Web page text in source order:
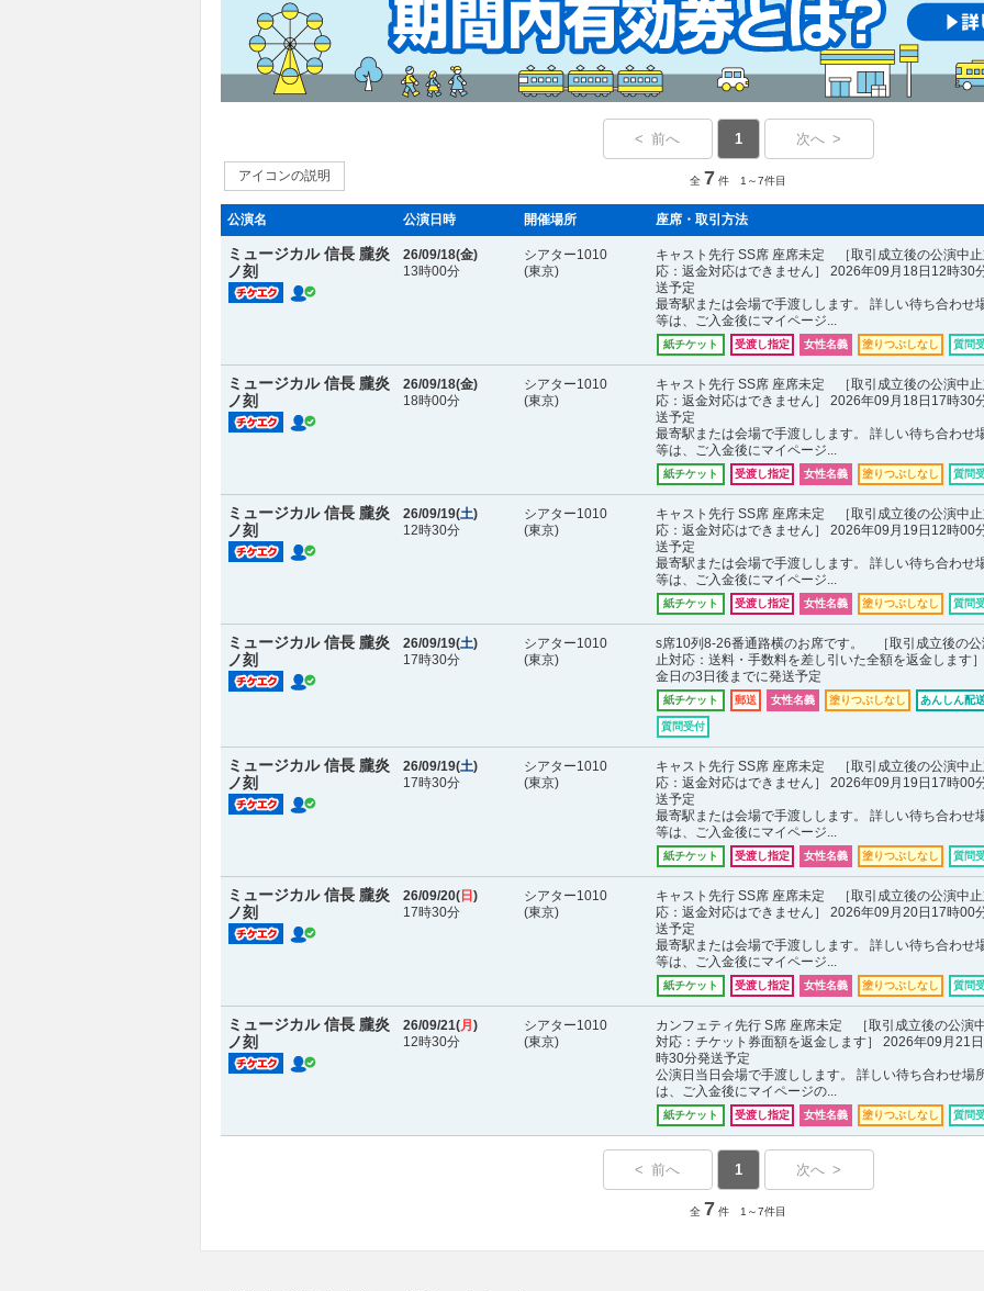
アイコンの説明
< 前へ 1 次へ >
全 7 件 1～7件目
公演名 公演日時 開催場所 座席・取引方法
ミュージカル 信長 朧炎
ノ刻
26/09/18(金)
13時00分
シアター1010
(東京)
キャスト先行 SS席 座席未定 ［取引成立後の公演中
応：返金対応はできません］ 2026年09月18日12時30
送予定
最寄駅または会場で手渡しします。 詳しい待ち合わせ
等は、ご入金後にマイページ...
紙チケット 受渡し指定 女性名義 塗りつぶしなし 質問
ミュージカル 信長 朧炎
ノ刻
26/09/18(金)
18時00分
シアター1010
(東京)
キャスト先行 SS席 座席未定 ［取引成立後の公演中
応：返金対応はできません］ 2026年09月18日17時30
送予定
最寄駅または会場で手渡しします。 詳しい待ち合わせ
等は、ご入金後にマイページ...
紙チケット 受渡し指定 女性名義 塗りつぶしなし 質問
ミュージカル 信長 朧炎
ノ刻
26/09/19(土)
12時30分
シアター1010
(東京)
キャスト先行 SS席 座席未定 ［取引成立後の公演中
応：返金対応はできません］ 2026年09月19日12時00
送予定
最寄駅または会場で手渡しします。 詳しい待ち合わせ
等は、ご入金後にマイページ...
紙チケット 受渡し指定 女性名義 塗りつぶしなし 質問
ミュージカル 信長 朧炎
ノ刻
26/09/19(土)
17時30分
シアター1010
(東京)
s席10列8-26番通路横のお席です。 ［取引成立後の公
止対応：送料・手数料を差し引いた全額を返金します
金日の3日後までに発送予定
紙チケット 郵送 女性名義 塗りつぶしなし あんしん配
質問受付
ミュージカル 信長 朧炎
ノ刻
26/09/19(土)
17時30分
シアター1010
(東京)
キャスト先行 SS席 座席未定 ［取引成立後の公演中
応：返金対応はできません］ 2026年09月19日17時00
送予定
最寄駅または会場で手渡しします。 詳しい待ち合わせ
等は、ご入金後にマイページ...
紙チケット 受渡し指定 女性名義 塗りつぶしなし 質問
ミュージカル 信長 朧炎
ノ刻
26/09/20( 日 )
17時30分
シアター1010
(東京)
キャスト先行 SS席 座席未定 ［取引成立後の公演中
応：返金対応はできません］ 2026年09月20日17時00
送予定
最寄駅または会場で手渡しします。 詳しい待ち合わせ
等は、ご入金後にマイページ...
紙チケット 受渡し指定 女性名義 塗りつぶしなし 質問
ミュージカル 信長 朧炎
ノ刻
26/09/21(月 )
12時30分
シアター1010
(東京)
カンフェティ先行 S席 座席未定 ［取引成立後の公演
対応：チケット券面額を返金します］ 2026年09月21
時30分発送予定
公演日当日会場で手渡しします。 詳しい待ち合わせ場
は、ご入金後にマイページの...
紙チケット 受渡し指定 女性名義 塗りつぶしなし 質問
< 前へ 1 次へ >
全 7 件 1～7件目